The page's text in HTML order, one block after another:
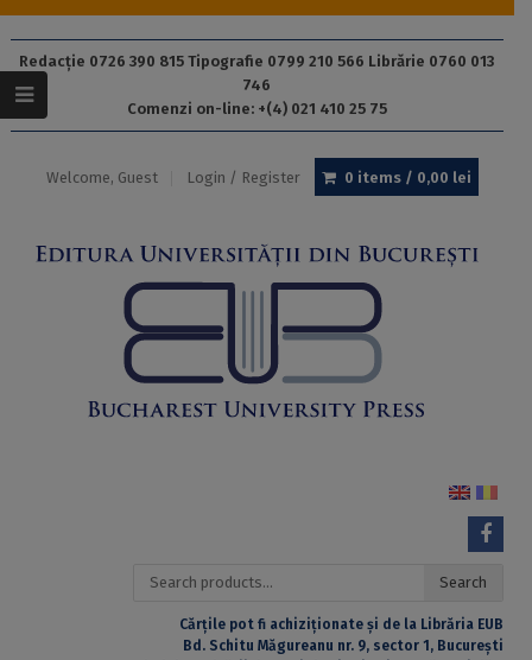
Redacție 0726 390 815 Tipografie 0799 210 566 Librărie 0760 013
746
Comenzi on-line: +(4) 021 410 25 75
Welcome, Guest Login / Register 0 items / 0,00 lei
Search
Search
Cărțile pot fi achiziționate și de la Librăria EUB
Bd. Schitu Măgureanu nr. 9, sector 1, București